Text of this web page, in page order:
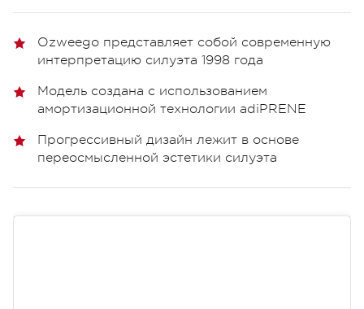
Ozweego представляет собой современную
интерпретацию силуэта 1998 года
Модель создана с использованием
амортизационной технологии adiPRENE
Прогрессивный дизайн лежит в основе
переосмысленной эстетики силуэта